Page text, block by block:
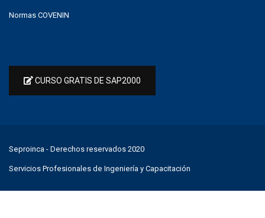
Normas COVENIN
CURSO GRATIS DE SAP2000
Seproinca - Derechos reservados 2020
Servicios Profesionales de Ingeniería y Capacitación